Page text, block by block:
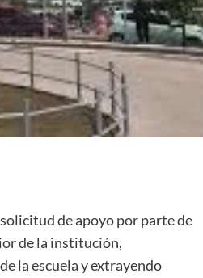
de apoyo por parte de
de la institución,
la escuela y extrayendo